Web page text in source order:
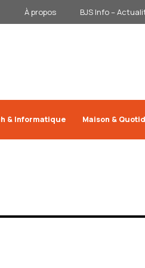
À propos BJS Info –
& Informatique Maison &